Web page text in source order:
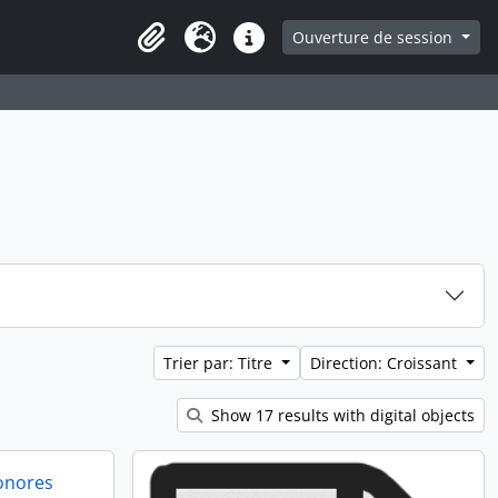
Presse-papier
LangueLiens rapidesOuverture de session
Trier par: Titre Direction: Croissant
Show 17 results with digital objects